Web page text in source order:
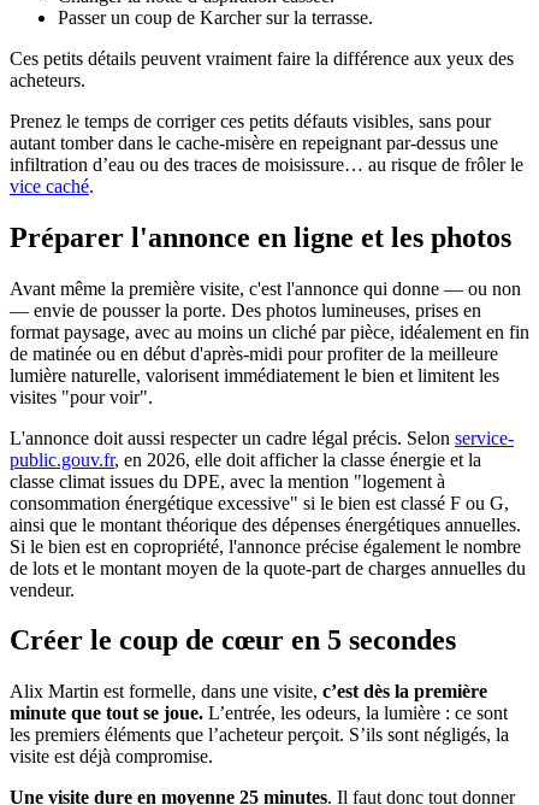
Passer un coup de Karcher sur la terrasse.
Ces petits détails peuvent vraiment faire la différence aux yeux des
acheteurs.
Prenez le temps de corriger ces petits défauts visibles, sans pour
autant tomber dans le cache-misère en repeignant par-dessus une
infiltration d’eau ou des traces de moisissure… au risque de frôler le
vice caché.
Préparer l'annonce en ligne et les photos
Avant même la première visite, c'est l'annonce qui donne — ou non
— envie de pousser la porte. Des photos lumineuses, prises en
format paysage, avec au moins un cliché par pièce, idéalement en fin
de matinée ou en début d'après-midi pour profiter de la meilleure
lumière naturelle, valorisent immédiatement le bien et limitent les
visites "pour voir".
L'annonce doit aussi respecter un cadre légal précis. Selon service-
public.gouv.fr, en 2026, elle doit afficher la classe énergie et la
classe climat issues du DPE, avec la mention "logement à
consommation énergétique excessive" si le bien est classé F ou G,
ainsi que le montant théorique des dépenses énergétiques annuelles.
Si le bien est en copropriété, l'annonce précise également le nombre
de lots et le montant moyen de la quote-part de charges annuelles du
vendeur.
Créer le coup de cœur en 5 secondes
Alix Martin est formelle, dans une visite, c’est dès la première
minute que tout se joue. L’entrée, les odeurs, la lumière : ce sont
les premiers éléments que l’acheteur perçoit. S’ils sont négligés, la
visite est déjà compromise.
Une visite dure en moyenne 25 minutes. Il faut donc tout donner